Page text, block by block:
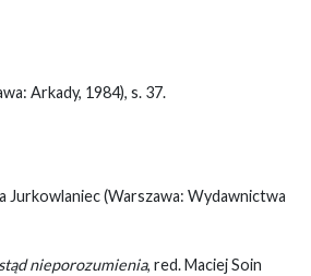
Arkady, 1984), s. 37.
Jurkowlaniec (Warszawa: Wydawnictwa
nieporozumienia, red. Maciej Soin